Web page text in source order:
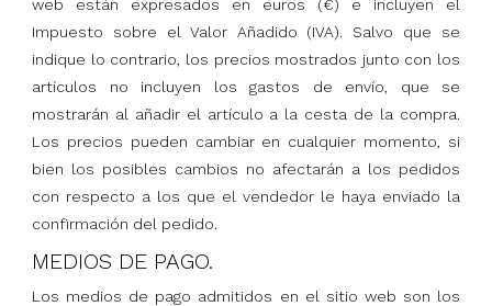
web están expresados en euros (€) e incluyen el
Impuesto sobre el Valor Añadido (IVA). Salvo que se
indique lo contrario, los precios mostrados junto con los
artículos no incluyen los gastos de envío, que se
mostrarán al añadir el artículo a la cesta de la compra.
Los precios pueden cambiar en cualquier momento, si
bien los posibles cambios no afectarán a los pedidos
con respecto a los que el vendedor le haya enviado la
confirmación del pedido.
MEDIOS DE PAGO.
Los medios de pago admitidos en el sitio web son los